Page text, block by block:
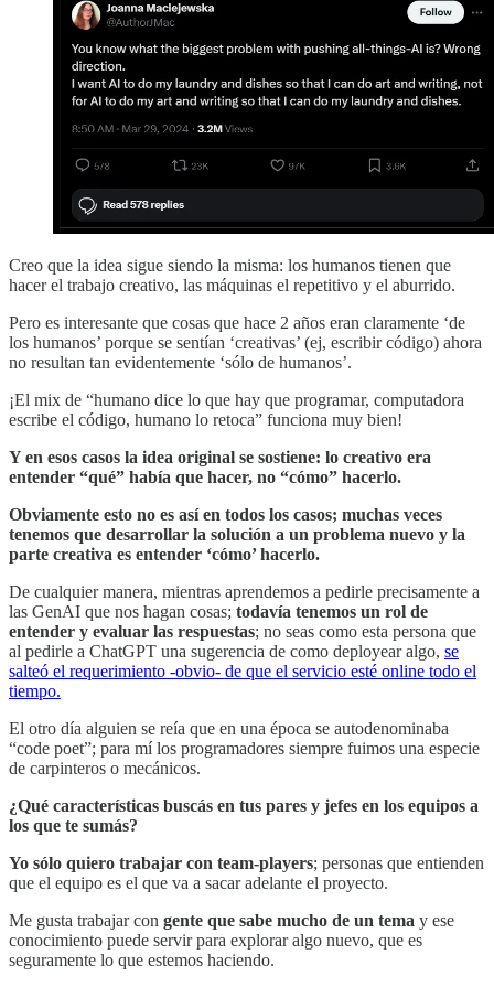
Creo que la idea sigue siendo la misma: los humanos tienen que
hacer el trabajo creativo, las máquinas el repetitivo y el aburrido.
Pero es interesante que cosas que hace 2 años eran claramente ‘de
los humanos’ porque se sentían ‘creativas’ (ej, escribir código) ahora
no resultan tan evidentemente ‘sólo de humanos’.
¡El mix de “humano dice lo que hay que programar, computadora
escribe el código, humano lo retoca” funciona muy bien!
Y en esos casos la idea original se sostiene: lo creativo era
entender “qué” había que hacer, no “cómo” hacerlo.
Obviamente esto no es así en todos los casos; muchas veces
tenemos que desarrollar la solución a un problema nuevo y la
parte creativa es entender ‘cómo’ hacerlo.
De cualquier manera, mientras aprendemos a pedirle precisamente a
las GenAI que nos hagan cosas; todavía tenemos un rol de
entender y evaluar las respuestas; no seas como esta persona que
al pedirle a ChatGPT una sugerencia de como deployear algo, se
salteó el requerimiento -obvio- de que el servicio esté online todo el
tiempo.
El otro día alguien se reía que en una época se autodenominaba
“code poet”; para mí los programadores siempre fuimos una especie
de carpinteros o mecánicos.
¿Qué características buscás en tus pares y jefes en los equipos a
los que te sumás?
Yo sólo quiero trabajar con team-players; personas que entienden
que el equipo es el que va a sacar adelante el proyecto.
Me gusta trabajar con gente que sabe mucho de un tema y ese
conocimiento puede servir para explorar algo nuevo, que es
seguramente lo que estemos haciendo.